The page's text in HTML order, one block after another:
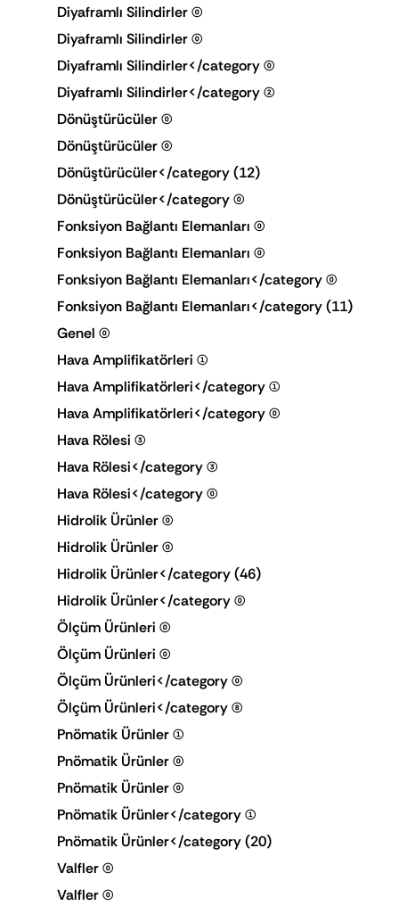
Diyaframlı Silindirler(0)
Diyaframlı Silindirler(0)
Diyaframlı Silindirler</category(0)
Diyaframlı Silindirler</category(2)
Dönüştürücüler(0)
Dönüştürücüler(0)
Dönüştürücüler</category(12)
Dönüştürücüler</category(0)
Fonksiyon Bağlantı Elemanları (0)
Fonksiyon Bağlantı Elemanları (0)
Fonksiyon Bağlantı Elemanları</category(0)
Fonksiyon Bağlantı Elemanları</category(11)
Genel (0)
Hava Amplifikatörleri (1)
Hava Amplifikatörleri</category(1)
Hava Amplifikatörleri</category(0)
Hava Rölesi (3)
Hava Rölesi</category(3)
Hava Rölesi</category(0)
Hidrolik Ürünler(0)
Hidrolik Ürünler(0)
Hidrolik Ürünler</category(46)
Hidrolik Ürünler</category(0)
Ölçüm Ürünleri (0)
Ölçüm Ürünleri (0)
Ölçüm Ürünleri</category(0)
Ölçüm Ürünleri</category(8)
Pnömatik Ürünler(1)
Pnömatik Ürünler(0)
Pnömatik Ürünler(0)
Pnömatik Ürünler</category(1)
Pnömatik Ürünler</category(20)
Valfler(0)
Valfler(0)